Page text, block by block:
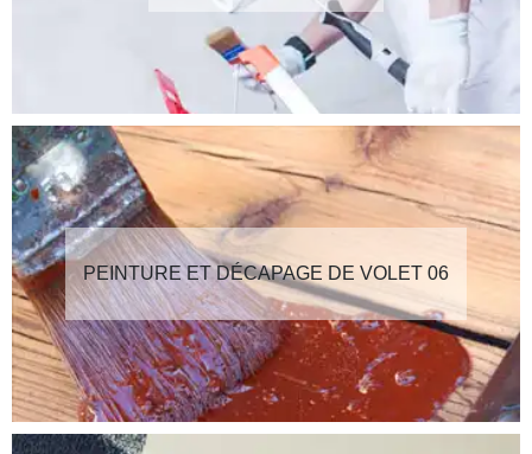
PEINTURE ET DÉCAPAGE DE VOLET 06